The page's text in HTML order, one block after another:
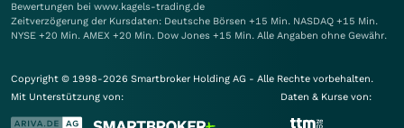
Bewertungen bei www.kagels-trading.de
Zeitverzögerung der Kursdaten: Deutsche Börsen +15 Min. NASDAQ +15 Min.
NYSE +20 Min. AMEX +20 Min. Dow Jones +15 Min. Alle Angaben ohne Gewähr.
Copyright © 1998-2026 Smartbroker Holding AG - Alle Rechte vorbehalten.
Mit Unterstützung von:
Daten & Kurse von: